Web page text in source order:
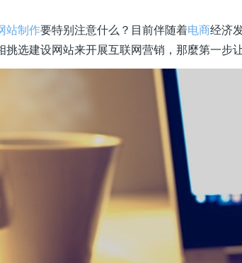
站制作要特别注意什么？目前伴随着电商经济
挑选建设网站来开展互联网营销，那麼第一步